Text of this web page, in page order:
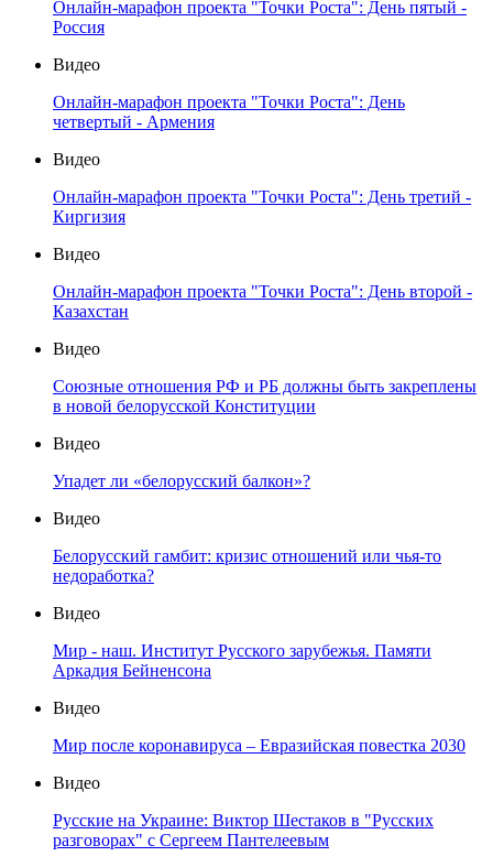
Онлайн-марафон проекта "Точки Роста": День пятый -
Россия
Видео
Онлайн-марафон проекта "Точки Роста": День
четвертый - Армения
Видео
Онлайн-марафон проекта "Точки Роста": День третий -
Киргизия
Видео
Онлайн-марафон проекта "Точки Роста": День второй -
Казахстан
Видео
Союзные отношения РФ и РБ должны быть закреплены
в новой белорусской Конституции
Видео
Упадет ли «белорусский балкон»?
Видео
Белорусский гамбит: кризис отношений или чья-то
недоработка?
Видео
Мир - наш. Институт Русского зарубежья. Памяти
Аркадия Бейненсона
Видео
Мир после коронавируса – Евразийская повестка 2030
Видео
Русские на Украине: Виктор Шестаков в "Русских
разговорах" с Сергеем Пантелеевым